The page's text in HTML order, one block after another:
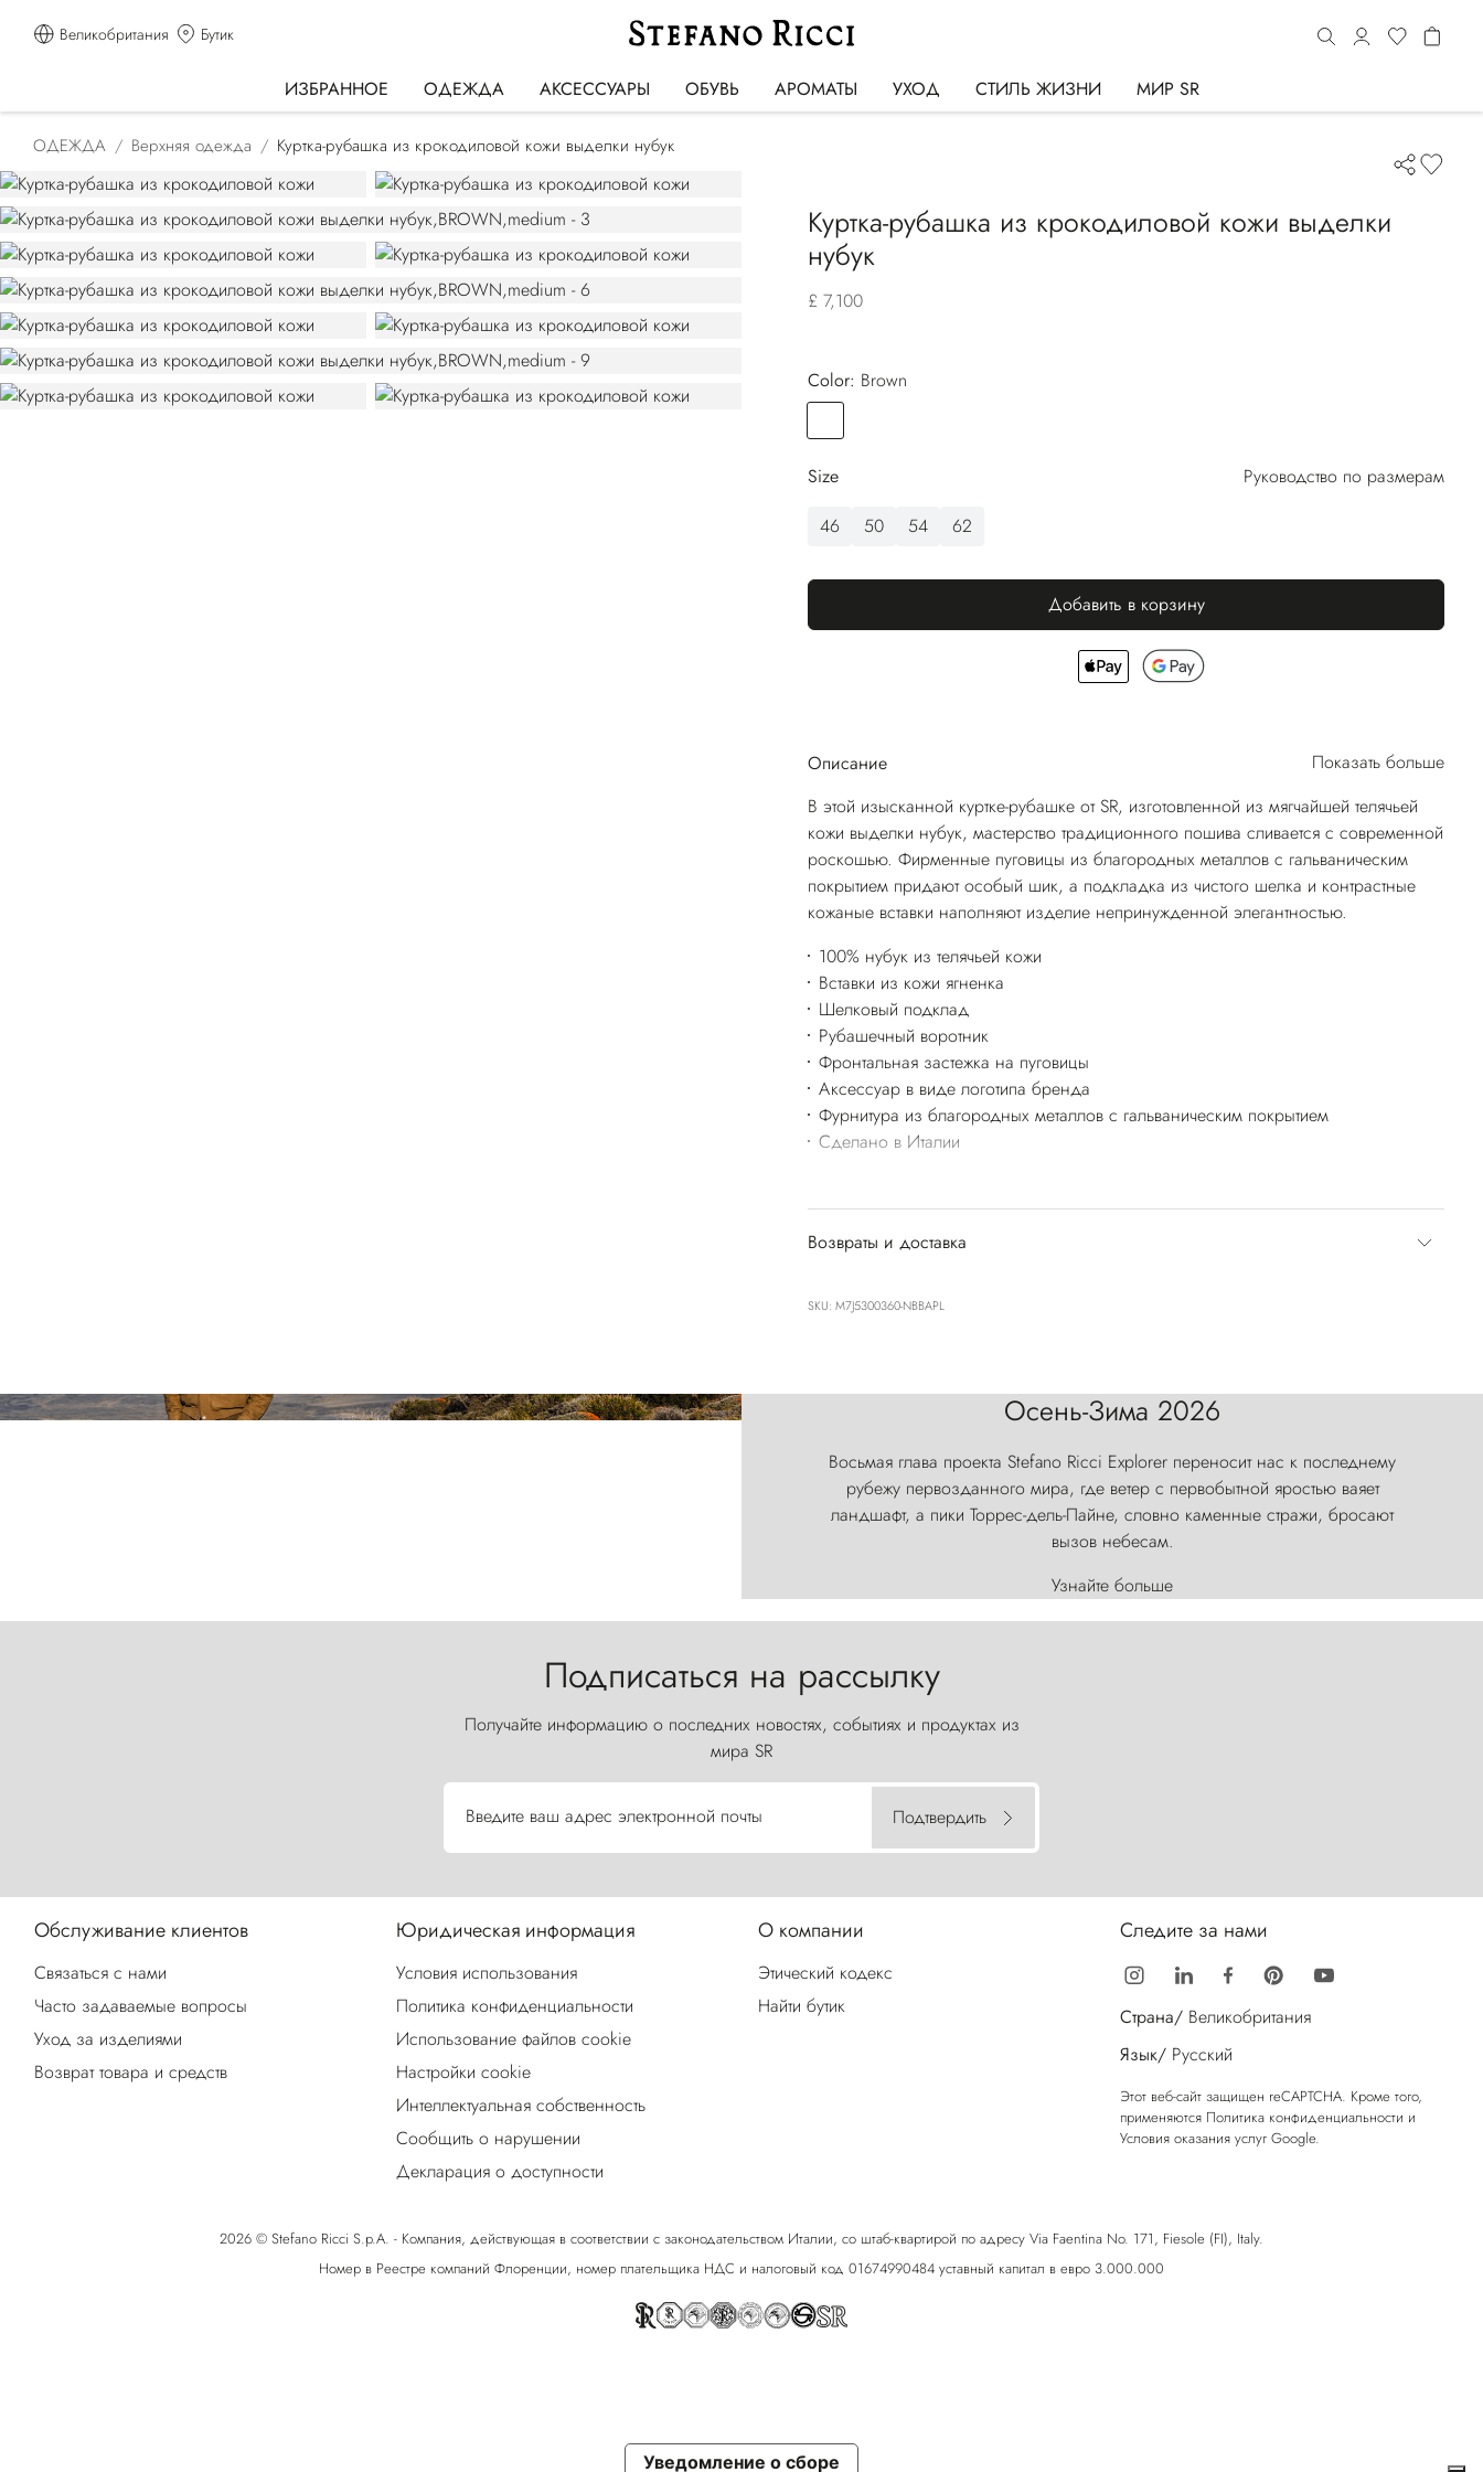
Великобритания Бутик
ИЗБРАННОЕ ОДЕЖДА АКСЕССУАРЫ ОБУВЬ АРОМАТЫ УХОД СТИЛЬ ЖИЗНИ МИР SR
ОДЕЖДА Верхняя одежда Куртка-рубашка из крокодиловой кожи выделки нубук
Куртка-рубашка из крокодиловой кожи выделки
нубук
£ 7,100
Color:
brown
Size
Руководство по размерам
46
50 54 62
Добавить в корзину
Описание
Показать больше
В этой изысканной куртке-рубашке от SR, изготовленной из мягчайшей телячьей
кожи выделки нубук, мастерство традиционного пошива сливается с современной
роскошью. Фирменные пуговицы из благородных металлов с гальваническим
покрытием придают особый шик, а подкладка из чистого шелка и контрастные
кожаные вставки наполняют изделие непринужденной элегантностью.
100% нубук из телячьей кожи
Вставки из кожи ягненка
Шелковый подклад
Рубашечный воротник
Фронтальная застежка на пуговицы
Аксессуар в виде логотипа бренда
Фурнитура из благородных металлов с гальваническим покрытием
Сделано в Италии
Возвраты и доставка
SKU: M7J5300360-NBBAPL
Осень-Зима 2026
Восьмая глава проекта Stefano Ricci Explorer переносит нас к последнему
рубежу первозданного мира, где ветер с первобытной яростью ваяет
ландшафт, а пики Торрес-дель-Пайне, словно каменные стражи, бросают
вызов небесам.
Узнайте больше
Подписаться на рассылку
Получайте информацию о последних новостях, событиях и продуктах из
мира SR
Введите ваш адрес электронной почты Подтвердить
Обслуживание клиентов
Связаться с нами
Часто задаваемые вопросы
Уход за изделиями
Возврат товара и средств
Юридическая информация
Условия использования
Политика конфиденциальности
Использование файлов cookie
Настройки cookie
Интеллектуальная собственность
Сообщить о нарушении
Декларация о доступности
О компании
Этический кодекс
Найти бутик
Следите за нами
Страна/ Великобритания
Язык/ Русский
Этот веб-сайт защищен reCAPTCHA. Кроме того,
применяются Политика конфиденциальности и
Условия оказания услуг Google.
2026 © Stefano Ricci S.p.A. - Компания, действующая в соответствии с законодательством Италии, со штаб-квартирой по адресу Via Faentina No. 171, Fiesole (FI), Italy.
Номер в Реестре компаний Флоренции, номер плательщика НДС и налоговый код 01674990484 уставный капитал в евро 3.000.000
Уведомление о сборе